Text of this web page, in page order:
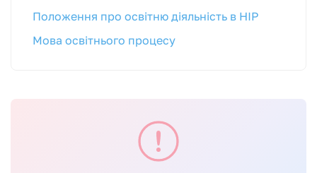
Положення про освітню діяльність в НІР
Мова освітнього процесу